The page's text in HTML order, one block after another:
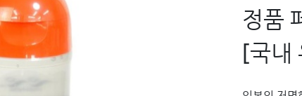
정품
[국내